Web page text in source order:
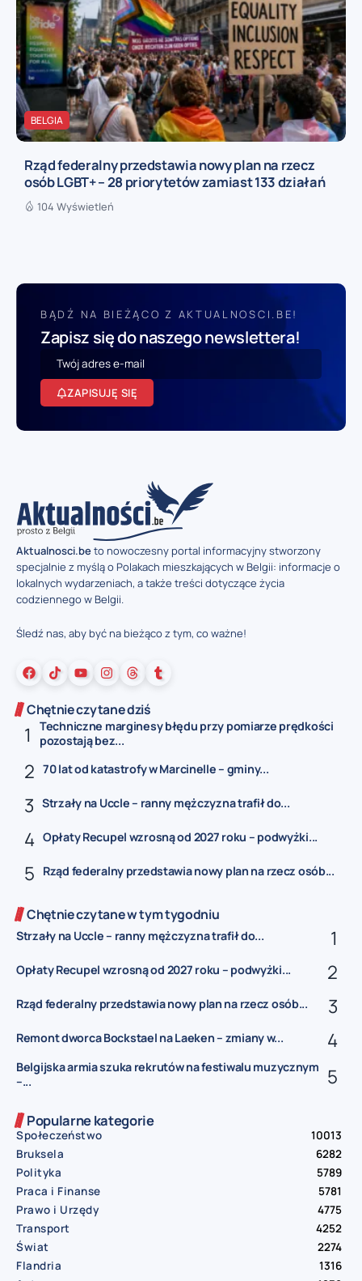
BELGIA
Rząd federalny przedstawia nowy plan na rzecz
osób LGBT+ – 28 priorytetów zamiast 133 działań
104 Wyświetleń
BĄDŹ NA BIEŻĄCO Z AKTUALNOSCI.BE!
Zapisz się do naszego newslettera!
ZAPISUJĘ SIĘ
Aktualnosci.beto nowoczesny portal informacyjny stworzony
specjalnie z myślą o Polakach mieszkających w Belgii: informacje o
lokalnych wydarzeniach, a także treści dotyczące życia
codziennego w Belgii.
Śledź nas, aby być na bieżąco z tym, co ważne!
Chętnie czytane dziś
Techniczne marginesy błędu przy pomiarze prędkości
pozostają bez...
70 lat od katastrofy w Marcinelle – gminy...
Strzały na Uccle – ranny mężczyzna trafił do...
Opłaty Recupel wzrosną od 2027 roku – podwyżki...
Rząd federalny przedstawia nowy plan na rzecz osób...
Chętnie czytane w tym tygodniu
Strzały na Uccle – ranny mężczyzna trafił do...
Opłaty Recupel wzrosną od 2027 roku – podwyżki...
Rząd federalny przedstawia nowy plan na rzecz osób...
Remont dworca Bockstael na Laeken – zmiany w...
Belgijska armia szuka rekrutów na festiwalu muzycznym
–...
Popularne kategorie
Społeczeństwo
10013
Bruksela
6282
Polityka
5789
Praca i Finanse
5781
Prawo i Urzędy
4775
Transport
4252
Świat
2274
Flandria
1316